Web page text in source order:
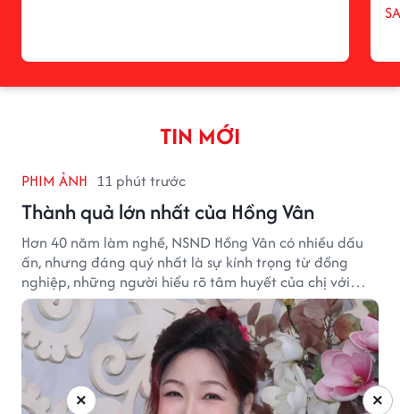
TIN MỚI
PHIM ẢNH 11 phút trước
Thành quả lớn nhất của Hồng Vân
Hơn 40 năm làm nghề, NSND Hồng Vân có nhiều dấu
ấn, nhưng đáng quý nhất là sự kính trọng từ đồng
nghiệp, những người hiểu rõ tâm huyết của chị với
nghệ thuật.
×
×